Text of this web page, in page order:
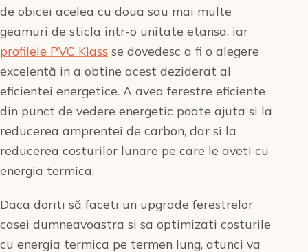
de obicei acelea cu doua sau mai multe
geamuri de sticla intr-o unitate etansa, iar
profilele PVC Klass se dovedesc a fi o alegere
excelentă in a obtine acest deziderat al
eficientei energetice. A avea ferestre eficiente
din punct de vedere energetic poate ajuta si la
reducerea amprentei de carbon, dar si la
reducerea costurilor lunare pe care le aveti cu
energia termica.
Daca doriti să faceti un upgrade ferestrelor
casei dumneavoastra si sa optimizati costurile
cu energia termica pe termen lung, atunci va